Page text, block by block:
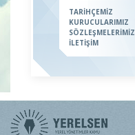
TARİHÇEMİZ
KURUCULARIMIZ
SÖZLEŞMELERİMİZ
İLETİŞİM